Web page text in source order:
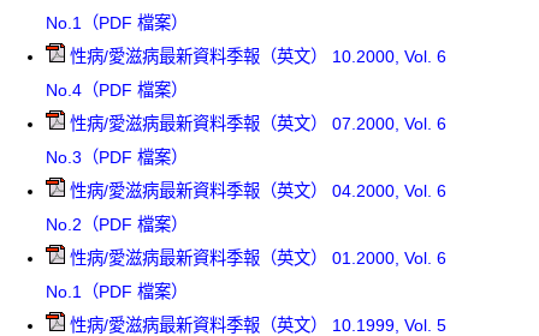
No.1（PDF 檔案）
性病/愛滋病最新資料季報（英文） 10.2000, Vol. 6
No.4（PDF 檔案）
性病/愛滋病最新資料季報（英文） 07.2000, Vol. 6
No.3（PDF 檔案）
性病/愛滋病最新資料季報（英文） 04.2000, Vol. 6
No.2（PDF 檔案）
性病/愛滋病最新資料季報（英文） 01.2000, Vol. 6
No.1（PDF 檔案）
性病/愛滋病最新資料季報（英文） 10.1999, Vol. 5